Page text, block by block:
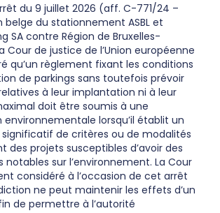
du 9 juillet 2026 (aff. C-771/24 –
belge du stationnement ASBL et
SA contre Région de Bruxelles-
Cour de justice de l’Union européenne
qu’un règlement fixant les conditions
de parkings sans toutefois prévoir
à leur implantation ni à leur
doit être soumis à une
environnementale lorsqu’il établit un
de critères ou de modalités
des projets susceptibles d’avoir des
notables sur l’environnement. La Cour
considéré à l’occasion de cet arrêt
ne peut maintenir les effets d’un
de permettre à l’autorité